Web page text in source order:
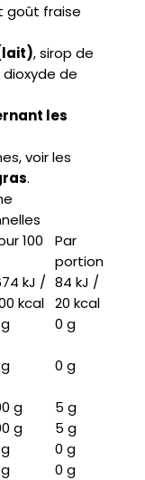
goût fraise
, sirop de
de
les
voir les
.
100
Par
portion
kJ /
kcal
84 kJ /
20 kcal
0 g
0 g
g
5 g
g
5 g
0 g
0 g